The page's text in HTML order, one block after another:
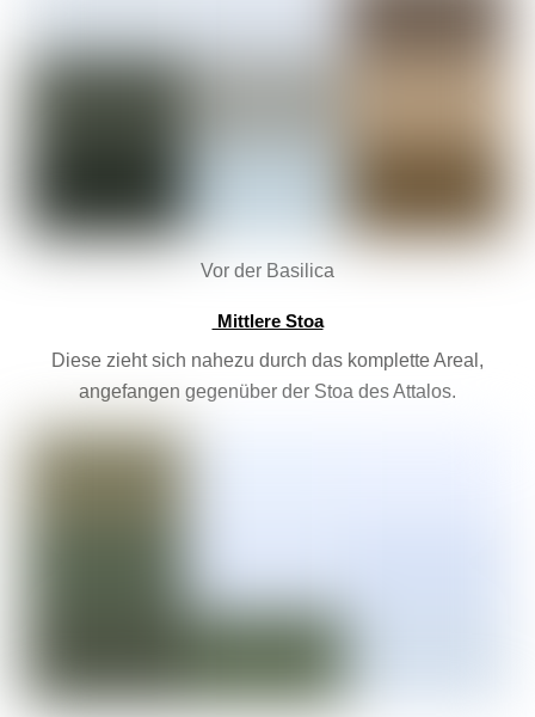
Vor der Basilica
Mittlere Stoa
Diese zieht sich nahezu durch das komplette Areal,
angefangen gegenüber der Stoa des Attalos.